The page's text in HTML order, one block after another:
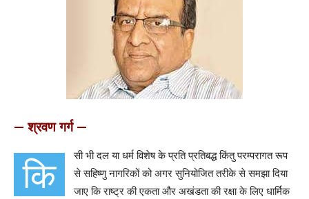
— श्रवण गर्ग —
कि
सी भी दल या धर्म विशेष के प्रति प्रतिबद्ध किंतु परम्परागत रूप
से सहिष्णु नागरिकों को अगर सुनियोजित तरीके से समझा दिया
जाए कि राष्ट्र की एकता और अखंडता की रक्षा के लिए धार्मिक